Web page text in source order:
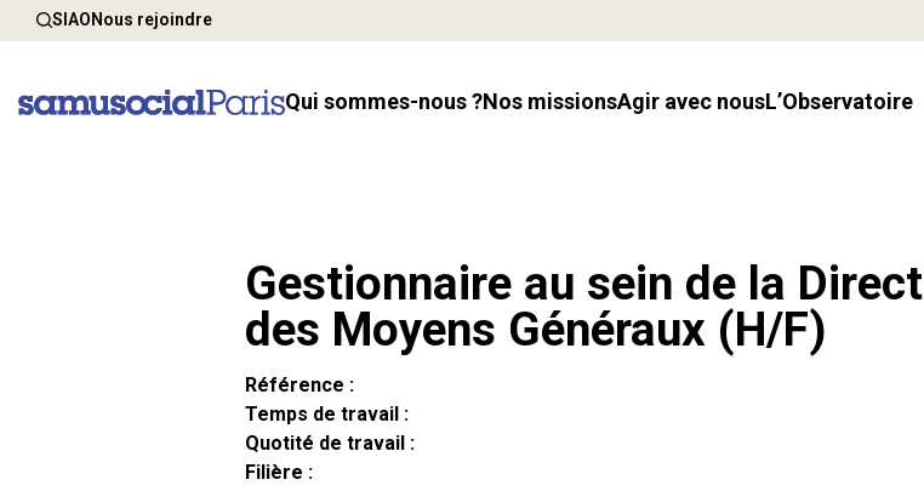
SIAONous rejoindre
Qui sommes-nous ? Nos missions Agir avec nous l’Observatoire
Gestionnaire au sein de la
des Moyens Généraux (H/F)
Référence :
Temps de travail :
Quotité de travail :
Filière :